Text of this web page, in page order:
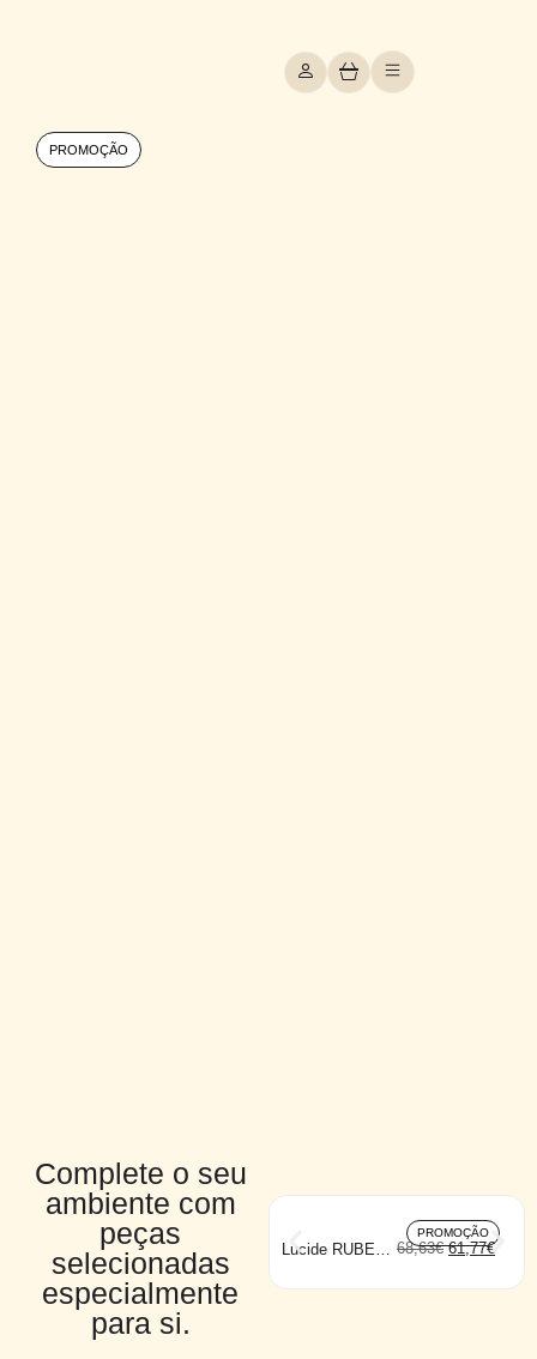
PROMOÇÃO
Complete o seu
ambiente com
peças
selecionadas
especialmente
para si.
PROMOÇÃO
Lucide RUBEN
68,63€ 61,77€